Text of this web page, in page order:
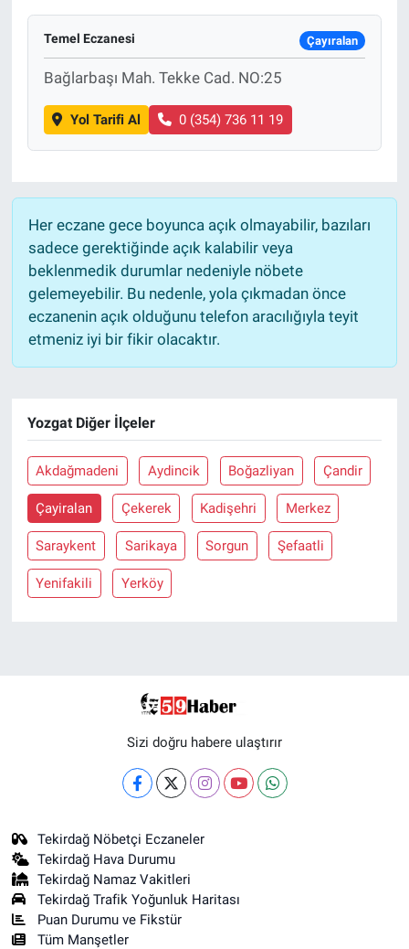
Temel Eczanesi Çayıralan
Bağlarbaşı Mah. Tekke Cad. NO:25
Yol Tarifi Al 0 (354) 736 11 19
Her eczane gece boyunca açık olmayabilir, bazıları
sadece gerektiğinde açık kalabilir veya
beklenmedik durumlar nedeniyle nöbete
gelemeyebilir. Bu nedenle, yola çıkmadan önce
eczanenin açık olduğunu telefon aracılığıyla teyit
etmeniz iyi bir fikir olacaktır.
Yozgat Diğer İlçeler
Akdağmadeni Aydincik Boğazliyan Çandir
Çayiralan Çekerek Kadişehri Merkez
Saraykent Sarikaya Sorgun Şefaatli
Yenifakili Yerköy
Sizi doğru habere ulaştırır
Tekirdağ Nöbetçi Eczaneler
Tekirdağ Hava Durumu
Tekirdağ Namaz Vakitleri
Tekirdağ Trafik Yoğunluk Haritası
Puan Durumu ve Fikstür
Tüm Manşetler